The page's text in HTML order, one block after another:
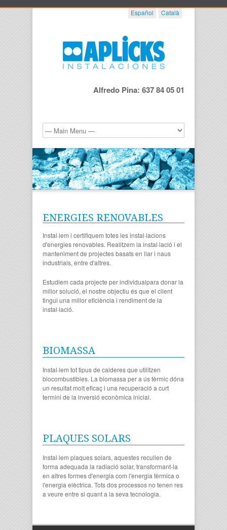
Español Català
Alfredo Pina: 637 84 05 01
ENERGIES RENOVABLES
Instal·lem i certifiquem totes les instal·lacions
d'energies renovables. Realitzem la instal·lació i el
manteniment de projectes basats en llar i naus
industrials, entre d'altres.
Estudiem cada projecte per individualpara donar la
millor solució, el nostre objectiu és que el client
tingui una millor eficiència i rendiment de la
instal·lació.
BIOMASSA
Instal·lem tot tipus de calderes que utilitzen
biocombustibles. La biomassa per a ús tèrmic dóna
un resultat molt eficaç i una recuperació a curt
termini de la inversió econòmica inicial.
PLAQUES SOLARS
Instal·lem plaques solars, aquestes recullen de
forma adequada la radiació solar, transformant-la
en altres formes d'energia com l'energia tèrmica o
l'energia elèctrica. Tots dos processos no tenen res
a veure entre si quant a la seva tecnologia.